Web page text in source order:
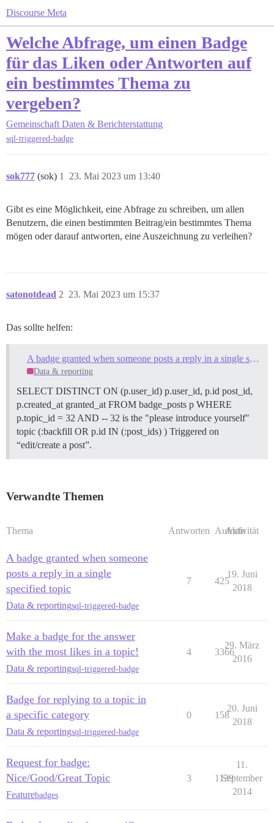
Discourse Meta
Welche Abfrage, um einen Badge
für das Liken oder Antworten auf
ein bestimmtes Thema zu
vergeben?
Gemeinschaft Daten & Berichterstattung
sql-triggered-badge
sok777 (sok) 23. Mai 2023 um 13:40
1
Gibt es eine Möglichkeit, eine Abfrage zu schreiben, um allen
Benutzern, die einen bestimmten Beitrag/ein bestimmtes Thema
mögen oder darauf antworten, eine Auszeichnung zu verleihen?
satonotdead 23. Mai 2023 um 15:37
2
Das sollte helfen:
A badge granted when someone posts a reply in a single specified topic
Data & reporting
SELECT DISTINCT ON (p.user_id) p.user_id, p.id post_id,
p.created_at granted_at FROM badge_posts p WHERE
p.topic_id = 32 AND -- 32 is the "please introduce yourself"
topic (:backfill OR p.id IN (:post_ids) ) Triggered on
“edit/create a post”.
Verwandte Themen
Thema Antworten Aufrufe
Aktivität
A badge granted when someone
posts a reply in a single
specified topic
Data & reportingsql-triggered-badge
7 425
19. Juni
2018
Make a badge for the answer
with the most likes in a topic!
Data & reportingsql-triggered-badge
4 3366
29. März
2016
Badge for replying to a topic in
a specific category
Data & reportingsql-triggered-badge
0 158
20. Juni
2018
Request for badge:
Nice/Good/Great Topic
Featurebadges
3 1139
11.
September
2014